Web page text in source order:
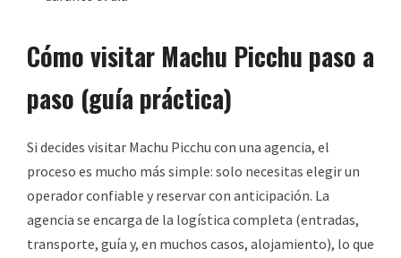
Cómo visitar Machu Picchu paso a
paso (guía práctica)
Si decides visitar Machu Picchu con una agencia, el
proceso es mucho más simple: solo necesitas elegir un
operador confiable y reservar con anticipación. La
agencia se encarga de la logística completa (entradas,
transporte, guía y, en muchos casos, alojamiento), lo que